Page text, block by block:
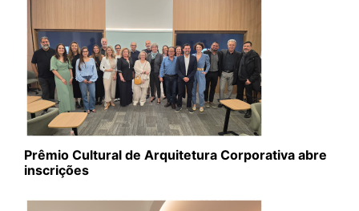
Prêmio Cultural de Arquitetura Corporativa abre
inscrições